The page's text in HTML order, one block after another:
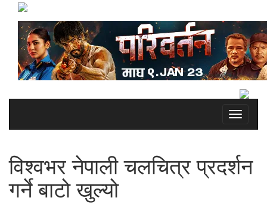
Toggle
विश्वभर नेपाली चलचित्र प्रदर्शन
गर्ने बाटो खुल्यो